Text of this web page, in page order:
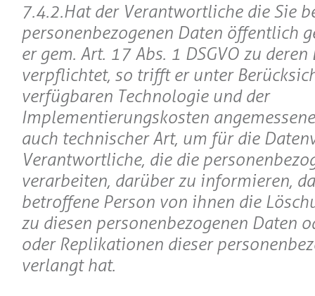
7.4.2.Hat der Verantwortliche die Sie
personenbezogenen Daten öffentlich
er gem. Art. 17 Abs. 1 DSGVO zu deren
verpflichtet, so trifft er unter
verfügbaren Technologie und der
Implementierungskosten
auch technischer Art, um für die
Verantwortliche, die die
verarbeiten, darüber zu informieren,
betroffene Person von ihnen die
zu diesen personenbezogenen Daten
oder Replikationen dieser
verlangt hat.